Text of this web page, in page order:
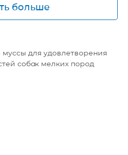
больше